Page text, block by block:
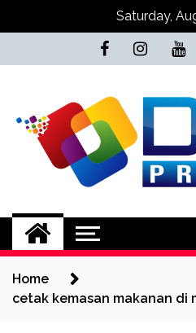
Saturday,
Jasa
DMG
Home
cetak kemasan makanan di